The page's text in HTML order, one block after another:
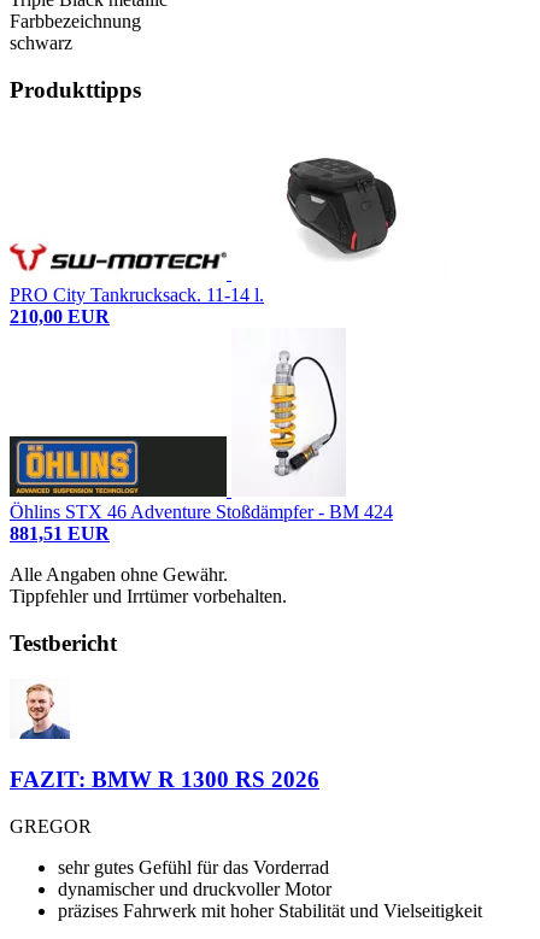
Farbbezeichnung
schwarz
Produkttipps
PRO City Tankrucksack. 11-14 l.
210,00 EUR
Öhlins STX 46 Adventure Stoßdämpfer - BM 424
881,51 EUR
Alle Angaben ohne Gewähr.
Tippfehler und Irrtümer vorbehalten.
Testbericht
FAZIT: BMW R 1300 RS 2026
GREGOR
sehr gutes Gefühl für das Vorderrad
dynamischer und druckvoller Motor
präzises Fahrwerk mit hoher Stabilität und Vielseitigkeit